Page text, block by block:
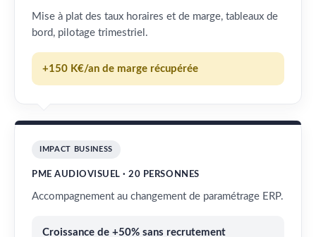
Mise à plat des taux horaires et de marge, tableaux de
bord, pilotage trimestriel.
+150 K€/an de marge récupérée
IMPACT BUSINESS
PME AUDIOVISUEL · 20 PERSONNES
Accompagnement au changement de paramétrage ERP.
Croissance de +50% sans recrutement